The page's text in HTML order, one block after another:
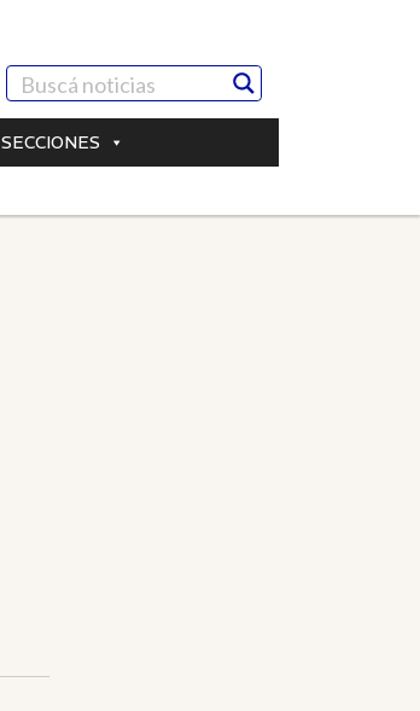
SECCIONES